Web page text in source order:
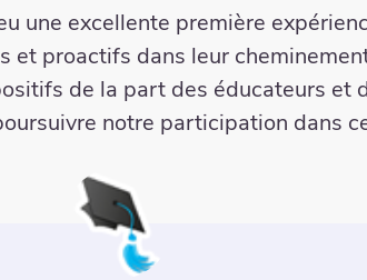
découvrir des institutions post-
de participer au quiz du jour et
je suis
choix d’institutions